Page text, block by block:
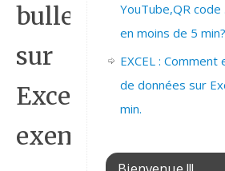
bulles
sur
Excel
exemple
YouTube,QR
en moins de 5 min?
EXCEL :
de données sur
min.